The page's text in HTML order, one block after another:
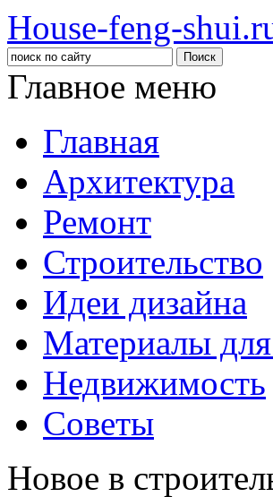
House-feng-
Главное меню
Главная
Архитектура
Ремонт
Строительство
Идеи дизайна
Материалы
Недвижимость
Советы
Новое в